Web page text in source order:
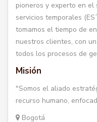
pioneros y experto en
servicios temporales
tomamos el tiempo de
nuestros clientes, con
todos los procesos de
Misión
"Somos el aliado
recurso humano,
Bogotá